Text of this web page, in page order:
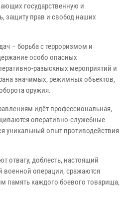
государственную и
защиту прав и свобод наших
– борьба с терроризмом и
особо опасных
разыскных мероприятий и
значимых, режимных объектов,
оружия.
идёт профессиональная,
оперативно-служебные
уникальный опыт противодействия
отвагу, доблесть, настоящий
военной операции, сражаются
память каждого боевого товарища,